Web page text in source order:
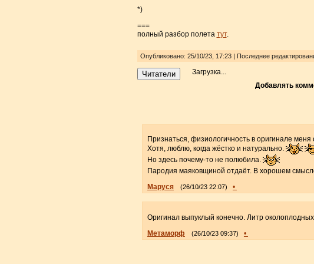
*)
===
полный разбор полета тут.
Опубликовано: 25/10/23, 17:23 | Последнее
Читатели
Загрузка...
Добавлять
Признаться, физиологичность в оригинале меня
Хотя, люблю, когда жёстко и натурально.
Но здесь почему-то не полюбила.
Пародия маяковщиной отдаёт. В хорошем
Маруся
(26/10/23 22:07) •
Оригинал выпуклый конечно. Литр
Метаморф
(26/10/23 09:37) •